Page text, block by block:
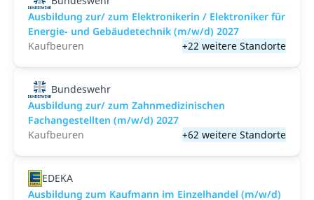
Ausbildung zur/ zum Elektronikerin / Elektroniker für
Energie- und Gebäudetechnik (m/w/d) 2027
Kaufbeuren
+22 weitere Standorte
Bundeswehr
Ausbildung zur/ zum Zahnmedizinischen
Fachangestellten (m/w/d) 2027
Kaufbeuren
+62 weitere Standorte
EDEKA
Ausbildung zum Kaufmann im Einzelhandel (m/w/d)